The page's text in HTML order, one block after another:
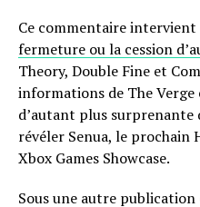
Ce commentaire
fermeture ou la cession
Theory, Double Fine et
informations de The Verge
d’autant plus surprenante
révéler Senua, le prochain
Xbox Games Showcase.
Sous une autre